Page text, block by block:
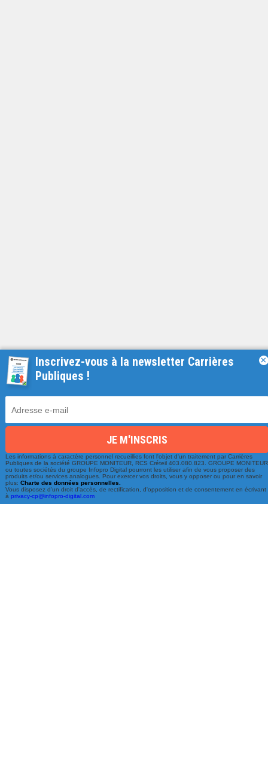
Une équipe à votre écoute
du lundi au vendredi de 9h à 17h
01 79 06 76 68
info@carrieres-publiques.com
Inscrivez-vous à la newsletter Carrières
Publiques !
Les informations à caractère personnel recueillies font l'objet d'un traitement par Carrières
Publiques de la société GROUPE MONITEUR, RCS Créteil 403.080.823. GROUPE MONITEUR
ou toutes sociétés du groupe Infopro Digital pourront les utiliser afin de vous proposer des
produits et/ou services analogues. Pour exercer vos droits, vous y opposer ou pour en savoir
plus:Charte des données personnelles.
Vous disposez d'un droit d'accès, de rectification, d'opposition et de consentement en écrivant
àprivacy-cp@infopro-digital.com
×